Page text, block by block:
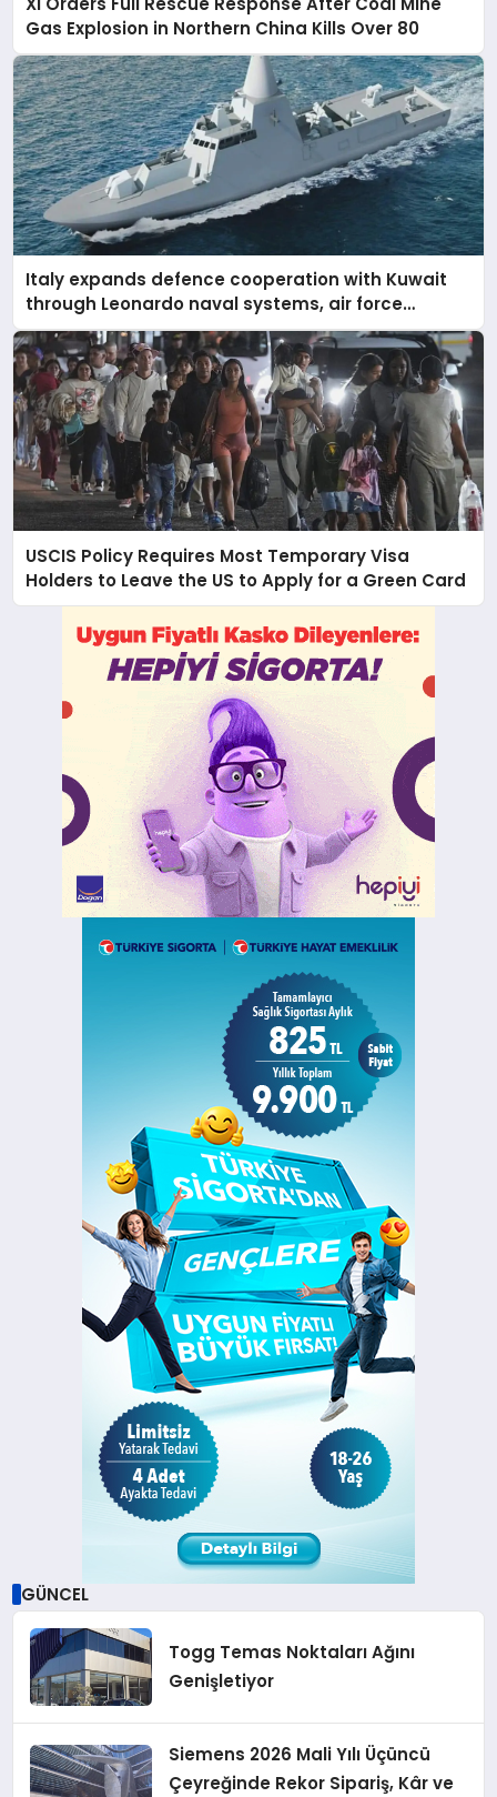
Gas Explosion in Northern China Kills Over 80
Italy expands defence cooperation with Kuwait
through Leonardo naval systems, air force
support, and regional military presence
USCIS Policy Requires Most Temporary Visa
Holders to Leave the US to Apply for a Green Card
GÜNCEL
Togg Temas Noktaları Ağını
Genişletiyor
Siemens 2026 Mali Yılı Üçüncü
Çeyreğinde Rekor Sipariş, Kâr ve